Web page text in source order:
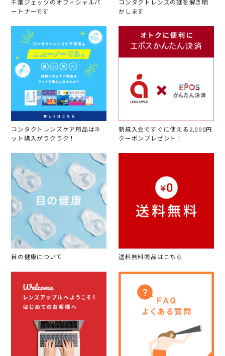
千葉ジェッツのオフィシャルパ
ートナーです
コンタクトレンズの謎を解き明
かします
コンタクトレンズケア用品はネ
ット購入がラクラク！
新規入会ですぐに使える2,000円
クーポンプレゼント！
目の健康について 送料無料商品はこちら